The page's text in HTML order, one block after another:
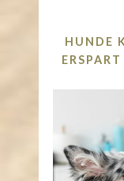
HUNDE